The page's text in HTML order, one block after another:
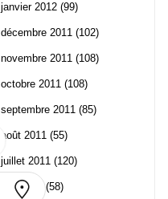
janvier 2012 (99)
décembre 2011 (102)
novembre 2011 (108)
octobre 2011 (108)
septembre 2011 (85)
août 2011 (55)
juillet 2011 (120)
juin 2011 (58)